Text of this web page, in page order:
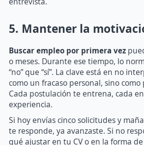
5. Mantener la
Buscar empleo por primera vez
o meses. Durante ese tiempo, lo
“no” que “sí”. La clave está en no
como un fracaso personal, sino
Cada postulación te entrena, cada
experiencia.
Si hoy envías cinco solicitudes y
te responde, ya avanzaste. Si no
qué ajustar en tu CV o en la forma